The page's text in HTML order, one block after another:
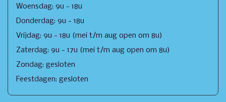
Woensdag: 9u - 18u
Donderdag: 9u - 18u
Vrijdag: 9u - 18u (mei t/m aug open om 8u)
Zaterdag: 9u - 17u (mei t/m aug open om 8u)
Zondag: gesloten
Feestdagen: gesloten